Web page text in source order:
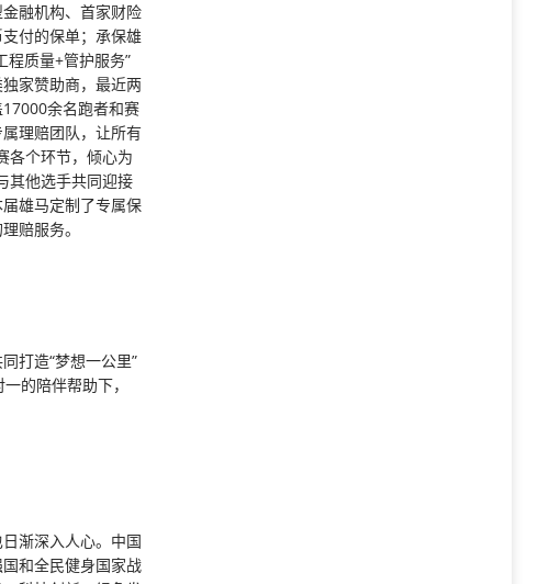
融机构、首家财险
付的保单；承保雄
程质量+管护服务”
家赞助商，最近两
余名跑者和赛
理赔团队，让所有
各个环节，倾心为
其他选手共同迎接
雄马定制了专属保
赔服务。
打造“梦想一公里”
的陪伴帮助下，
渐深入人心。中国
和全民健身国家战